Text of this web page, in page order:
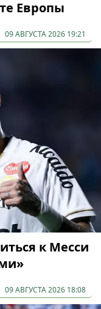
Европы
09 АВГУСТА 2026 19:21
к Месси
09 АВГУСТА 2026 18:08